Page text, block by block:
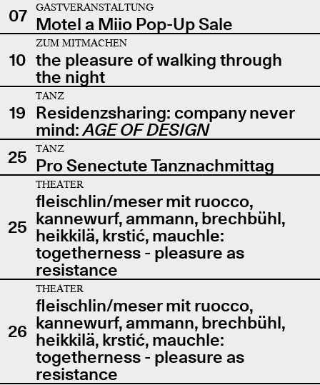
07
GASTVERANSTALTUNG
Motel a Miio Pop-Up Sale
10
ZUM MITMACHEN
the pleasure of walking through
the night
19
TANZ
Residenzsharing: company never
mind:AGE OF DESIGN
25
TANZ
Pro Senectute Tanznachmittag
25
THEATER
fleischlin/meser mit ruocco,
kannewurf, ammann, brechbühl,
heikkilä, krstić, mauchle:
togetherness - pleasure as
resistance
26
THEATER
fleischlin/meser mit ruocco,
kannewurf, ammann, brechbühl,
heikkilä, krstić, mauchle:
togetherness - pleasure as
resistance